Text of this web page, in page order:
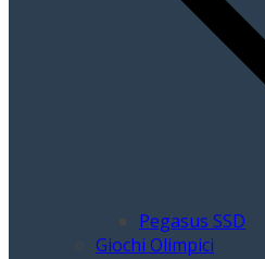
Pegasus SSD
Giochi Olimpici